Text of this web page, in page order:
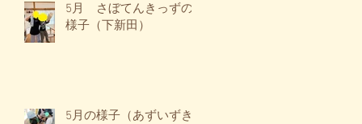
5月 さぼてんきっずの
様子（下新田）
5月の様子（あずいずき